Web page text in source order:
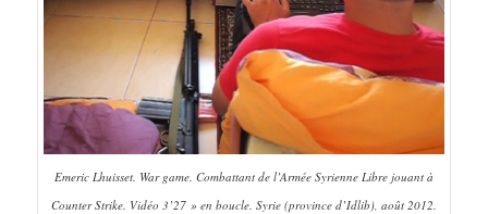
Emeric Lhuisset. War game. Combattant de l’Armée Syrienne Libre jouant à
Counter Strike. Vidéo 3’27 » en boucle. Syrie (province d’Idlib), août 2012.